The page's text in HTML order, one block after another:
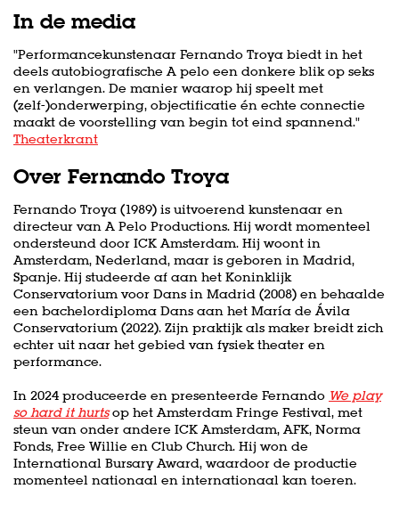
In de media
"Performancekunstenaar Fernando Troya biedt in het
deels autobiografische A pelo een donkere blik op seks
en verlangen. De manier waarop hij speelt met
(zelf-)onderwerping, objectificatie én echte connectie
maakt de voorstelling van begin tot eind spannend."
Theaterkrant
Over Fernando Troya
Fernando Troya (1989) is uitvoerend kunstenaar en
directeur van A Pelo Productions. Hij wordt momenteel
ondersteund door ICK Amsterdam. Hij woont in
Amsterdam, Nederland, maar is geboren in Madrid,
Spanje. Hij studeerde af aan het Koninklijk
Conservatorium voor Dans in Madrid (2008) en behaalde
een bachelordiploma Dans aan het María de Ávila
Conservatorium (2022). Zijn praktijk als maker breidt zich
echter uit naar het gebied van fysiek theater en
performance.
In 2024 produceerde en presenteerde Fernando We play
so hard it hurtsop het Amsterdam Fringe Festival, met
steun van onder andere ICK Amsterdam, AFK, Norma
Fonds, Free Willie en Club Church. Hij won de
International Bursary Award, waardoor de productie
momenteel nationaal en internationaal kan toeren.